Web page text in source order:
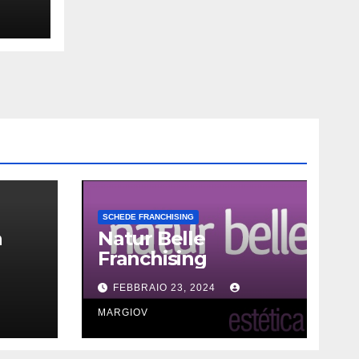
SCHEDE FRANCHISING
Natur Belle
Franchising
FEBBRAIO 23, 2024
MARGIOV